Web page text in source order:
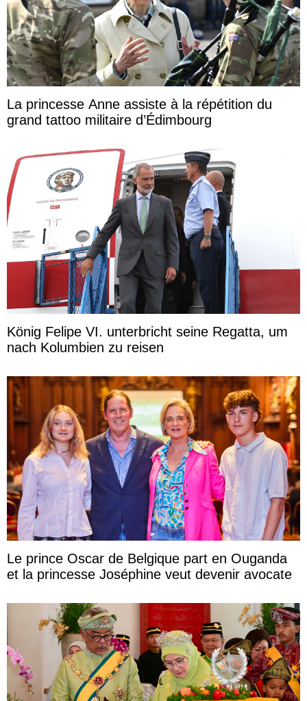
La princesse Anne assiste à la répétition du
grand tattoo militaire d’Édimbourg
König Felipe VI. unterbricht seine Regatta, um
nach Kolumbien zu reisen
Le prince Oscar de Belgique part en Ouganda
et la princesse Joséphine veut devenir avocate